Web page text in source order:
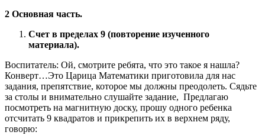
2 Основная часть.
Счет в пределах 9 (повторение изученного
материала).
Воспитатель: Ой, смотрите ребята, что это такое я нашла?
Конверт…Это Царица Математики приготовила для нас
задания, препятствие, которое мы должны преодолеть. Сядьте
за столы и внимательно слушайте задание, Предлагаю
посмотреть на магнитную доску, прошу одного ребенка
отсчитать 9 квадратов и прикрепить их в верхнем ряду,
говорю: